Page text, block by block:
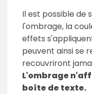
Il est possible de
l'ombrage, la
effets
peuvent ainsi se
recouvriront
L'ombrage
boîte de texte.